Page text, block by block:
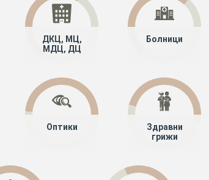
ДКЦ, МЦ,
МДЦ, ДЦ
Болници
Оптики
Здравни
грижи